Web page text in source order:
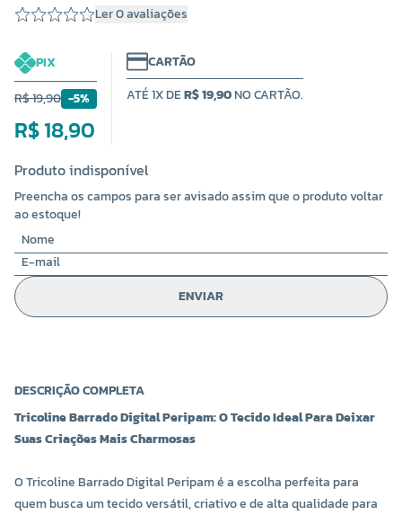
Ler 0 avaliações
PIX
R$ 19,90 -5%
R$ 18,90
CARTÃO
ATÉ 1X DER$ 19,90NO CARTÃO.
Produto indisponível
Preencha os campos para ser avisado assim que o produto voltar
ao estoque!
ENVIAR
DESCRIÇÃO COMPLETA
Tricoline Barrado Digital Peripam: O Tecido Ideal Para Deixar
Suas Criações Mais Charmosas
O Tricoline Barrado Digital Peripam é a escolha perfeita para
quem busca um tecido versátil, criativo e de alta qualidade para